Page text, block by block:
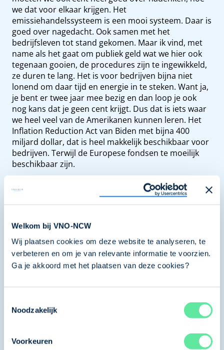
Welkom bij VNO-NCW
Wij plaatsen cookies om deze website te analyseren, te
verbeteren en om je van relevante informatie te voorzien.
Ga je akkoord met het plaatsen van deze cookies?
Noodzakelijk
Voorkeuren
we dat voor elkaar krijgen. Het
emissiehandelssysteem is een mooi systeem. Daar is
goed over nagedacht. Ook samen met het
bedrijfsleven tot stand gekomen. Maar ik vind, met
name als het gaat om publiek geld wat we hier ook
tegenaan gooien, de procedures zijn te ingewikkeld,
ze duren te lang. Het is voor bedrijven bijna niet
lonend om daar tijd en energie in te steken. Want ja,
je bent er twee jaar mee bezig en dan loop je ook
nog kans dat je geen cent krijgt. Dus dat is iets waar
we heel veel van de Amerikanen kunnen leren. Het
Inflation Reduction Act van Biden met bijna 400
miljard dollar, dat is heel makkelijk beschikbaar voor
bedrijven. Terwijl de Europese fondsen te moeilijk
beschikbaar zijn.
Dus daar wil ik de komende jaren heel veel tijd en
energie in steken.
moet een fonds komen, er moeten wat miljarden
voor de bedrijven zodat innovatieve ideeën beter tot
wasdom kunnen komen en dat Europa daar een
belangrijke rol speelt. Wat verwachten bedrijven
denk in algemene zin dat Europa, de eigen Europese
industrie en bedrijven helpt om te vergroenen. Want
het is een grote opgave, dat kunnen ze niet alleen.
Maar dat Europa er tegelijkertijd ook voor zorgt dat